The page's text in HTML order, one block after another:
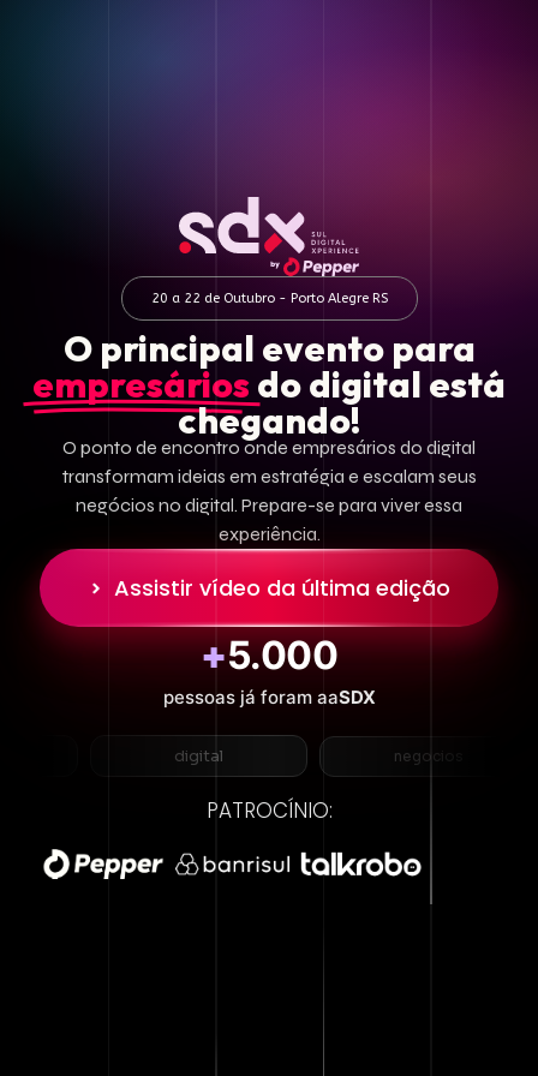
20 a 22 de Outubro - Porto Alegre RS
O principal evento para
empresáriosdo digital está
chegando!
O ponto de encontro onde empresários do digital
transformam ideias em estratégia e escalam seus
negócios no digital. Prepare-se para viver essa
experiência.
Assistir vídeo da última edição
+5.000
pessoas já foram aaSDX
digital negocios
PATROCÍNIO: